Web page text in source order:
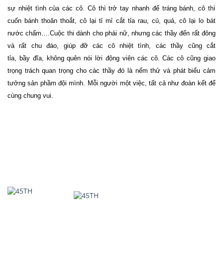
sự nhiệt tình của các cô. Cô thì trở tay nhanh để tráng bánh, cô thì
cuốn bánh thoăn thoắt, cô lại tỉ mỉ cắt tỉa rau, củ, quả, cô lại lo bát
nước chấm….Cuộc thi dành cho phái nữ, nhưng các thầy đến rất đông
và rất chu đáo, giúp đỡ các cô nhiệt tình, các thầy cũng cắt
tỉa, bầy đĩa, không quên nói lời động viên các cô. Các cô cũng giao
trọng trách quan trọng cho các thầy đó là nếm thử và phát biểu cảm
tưởng sản phầm đội mình. Mỗi người một việc, tất cả như đoàn kết để
cùng chung vui.